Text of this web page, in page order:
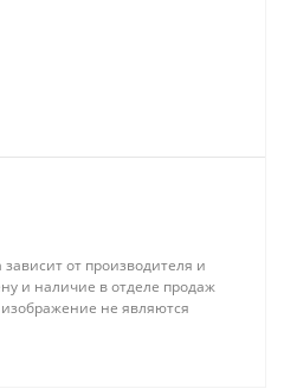
зависит от производителя и
и наличие в отделе продаж
не являются